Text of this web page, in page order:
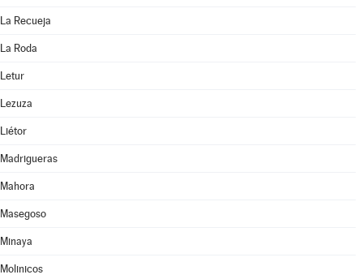
La Recueja
La Roda
Letur
Lezuza
Liétor
Madrigueras
Mahora
Masegoso
Minaya
Molinicos